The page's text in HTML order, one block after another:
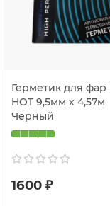
Герметик для фар
HOT 9,5мм х 4,57м
Черный
1600 ₽